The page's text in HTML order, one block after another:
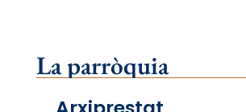
La parròquia